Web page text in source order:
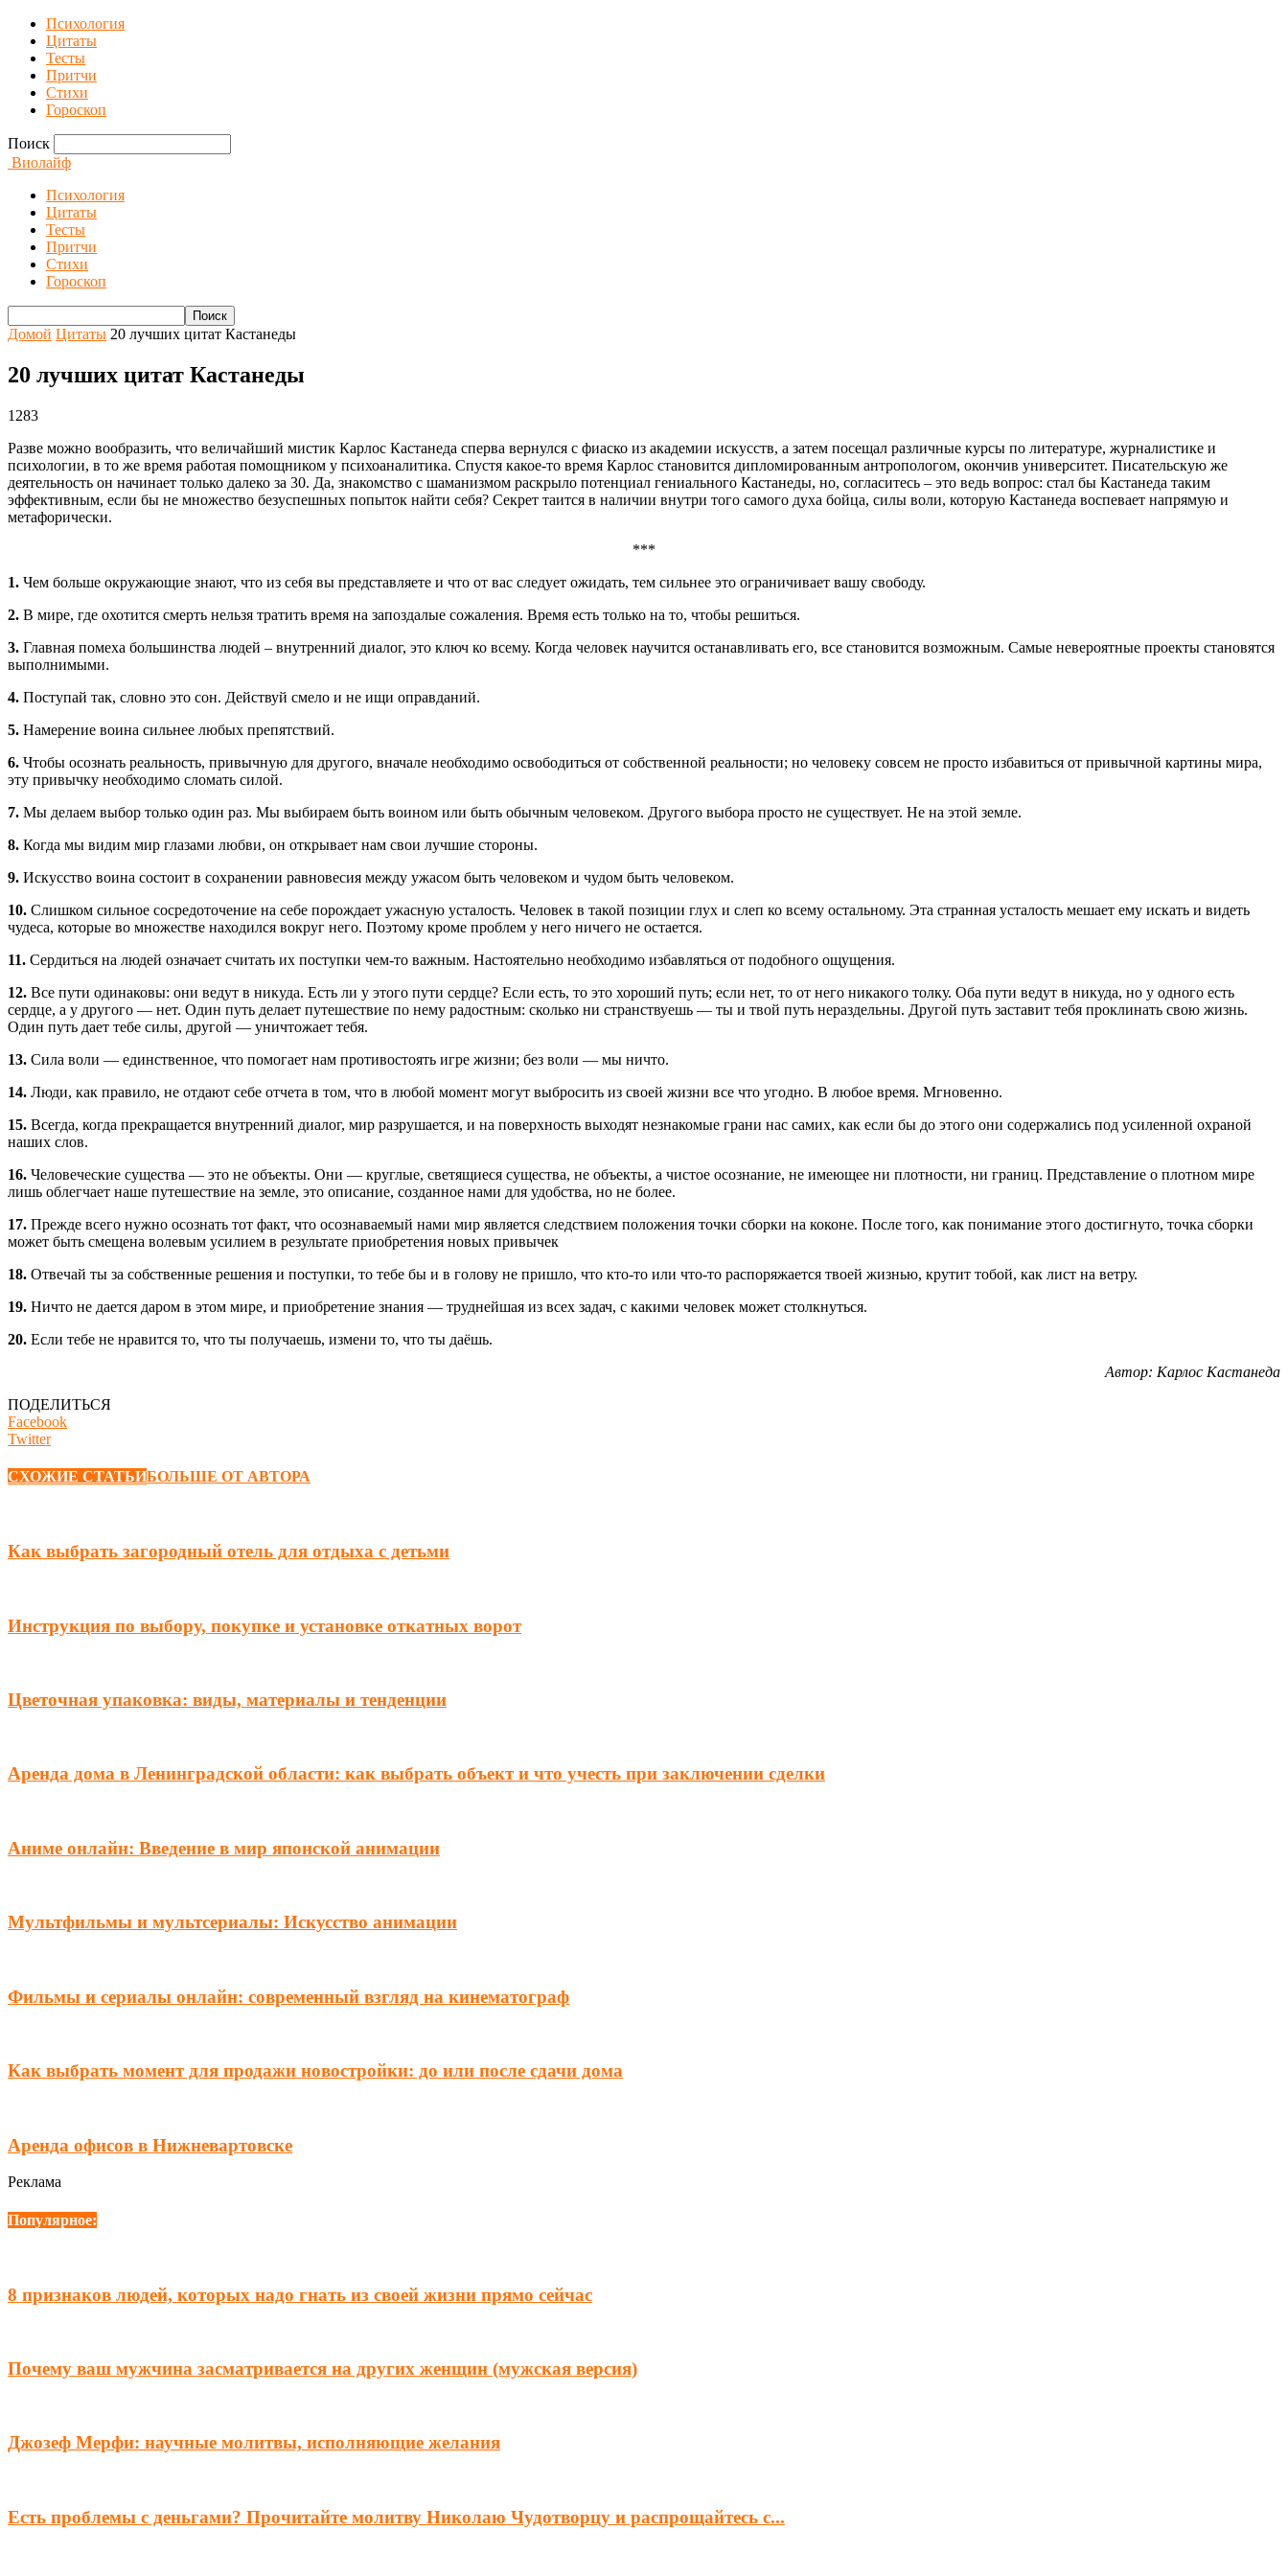
Психология
Цитаты
Тесты
Притчи
Стихи
Гороскоп
Поиск
Виолайф
Психология
Цитаты
Тесты
Притчи
Стихи
Гороскоп
Домой Цитаты 20 лучших цитат Кастанеды
20 лучших цитат Кастанеды
1283
Разве можно вообразить, что величайший мистик Карлос Кастанеда сперва вернулся с фиаско из академии искусств, а затем посещал различные курсы по литературе, журналистике и
психологии, в то же время работая помощником у психоаналитика. Спустя какое-то время Карлос становится дипломированным антропологом, окончив университет. Писательскую же
деятельность он начинает только далеко за 30. Да, знакомство с шаманизмом раскрыло потенциал гениального Кастанеды, но, согласитесь – это ведь вопрос: стал бы Кастанеда таким
эффективным, если бы не множество безуспешных попыток найти себя? Секрет таится в наличии внутри того самого духа бойца, силы воли, которую Кастанеда воспевает напрямую и
метафорически.
***
1. Чем больше окружающие знают, что из себя вы представляете и что от вас следует ожидать, тем сильнее это ограничивает вашу свободу.
2. В мире, где охотится смерть нельзя тратить время на запоздалые сожаления. Время есть только на то, чтобы решиться.
3. Главная помеха большинства людей – внутренний диалог, это ключ ко всему. Когда человек научится останавливать его, все становится возможным. Самые невероятные проекты становятся
выполнимыми.
4. Поступай так, словно это сон. Действуй смело и не ищи оправданий.
5. Намерение воина сильнее любых препятствий.
6. Чтобы осознать реальность, привычную для другого, вначале необходимо освободиться от собственной реальности; но человеку совсем не просто избавиться от привычной картины мира,
эту привычку необходимо сломать силой.
7. Мы делаем выбор только один раз. Мы выбираем быть воином или быть обычным человеком. Другого выбора просто не существует. Не на этой земле.
8. Когда мы видим мир глазами любви, он открывает нам свои лучшие стороны.
9. Искусство воина состоит в сохранении равновесия между ужасом быть человеком и чудом быть человеком.
10. Слишком сильное сосредоточение на себе порождает ужасную усталость. Человек в такой позиции глух и слеп ко всему остальному. Эта странная усталость мешает ему искать и видеть
чудеса, которые во множестве находился вокруг него. Поэтому кроме проблем у него ничего не остается.
11. Сердиться на людей означает считать их поступки чем-то важным. Настоятельно необходимо избавляться от подобного ощущения.
12. Все пути одинаковы: они ведут в никуда. Есть ли у этого пути сердце? Если есть, то это хороший путь; если нет, то от него никакого толку. Оба пути ведут в никуда, но у одного есть
сердце, а у другого — нет. Один путь делает путешествие по нему радостным: сколько ни странствуешь — ты и твой путь нераздельны. Другой путь заставит тебя проклинать свою жизнь.
Один путь дает тебе силы, другой — уничтожает тебя.
13. Сила воли — единственное, что помогает нам противостоять игре жизни; без воли — мы ничто.
14. Люди, как правило, не отдают себе отчета в том, что в любой момент могут выбросить из своей жизни все что угодно. В любое время. Мгновенно.
15. Всегда, когда прекращается внутренний диалог, мир разрушается, и на поверхность выходят незнакомые грани нас самих, как если бы до этого они содержались под усиленной охраной
наших слов.
16. Человеческие существа — это не объекты. Они — круглые, светящиеся существа, не объекты, а чистое осознание, не имеющее ни плотности, ни границ. Представление о плотном мире
лишь облегчает наше путешествие на земле, это описание, созданное нами для удобства, но не более.
17. Прежде всего нужно осознать тот факт, что осознаваемый нами мир является следствием положения точки сборки на коконе. После того, как понимание этого достигнуто, точка сборки
может быть смещена волевым усилием в результате приобретения новых привычек
18. Отвечай ты за собственные решения и поступки, то тебе бы и в голову не пришло, что кто-то или что-то распоряжается твоей жизнью, крутит тобой, как лист на ветру.
19. Ничто не дается даром в этом мире, и приобретение знания — труднейшая из всех задач, с какими человек может столкнуться.
20. Если тебе не нравится то, что ты получаешь, измени то, что ты даёшь.
Автор: Карлос Кастанеда
ПОДЕЛИТЬСЯ
Facebook
Twitter
СХОЖИЕ СТАТЬИБОЛЬШЕ ОТ АВТОРА
Как выбрать загородный отель для отдыха с детьми
Инструкция по выбору, покупке и установке откатных ворот
Цветочная упаковка: виды, материалы и тенденции
Аренда дома в Ленинградской области: как выбрать объект и что учесть при заключении сделки
Аниме онлайн: Введение в мир японской анимации
Мультфильмы и мультсериалы: Искусство анимации
Фильмы и сериалы онлайн: современный взгляд на кинематограф
Как выбрать момент для продажи новостройки: до или после сдачи дома
Аренда офисов в Нижневартовске
Реклама
Популярное:
8 признаков людей, которых надо гнать из своей жизни прямо сейчас
Почему ваш мужчина засматривается на других женщин (мужская версия)
Джозеф Мерфи: научные молитвы, исполняющие желания
Есть проблемы с деньгами? Прочитайте молитву Николаю Чудотворцу и распрощайтесь с...